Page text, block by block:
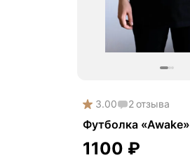
3.00 2отзыва
Футболка «Awake»
1100 ₽